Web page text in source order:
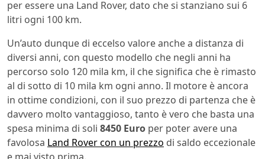
per essere una Land Rover, dato che si stanziano sui 6
litri ogni 100 km.
Un’auto dunque di eccelso valore anche a distanza di
diversi anni, con questo modello che negli anni ha
percorso solo 120 mila km, il che significa che è rimasto
al di sotto di 10 mila km ogni anno. Il motore è ancora
in ottime condizioni, con il suo prezzo di partenza che è
davvero molto vantaggioso, tanto è vero che basta una
spesa minima di soli 8450 Euro per poter avere una
favolosa Land Rover con un prezzo di saldo eccezionale